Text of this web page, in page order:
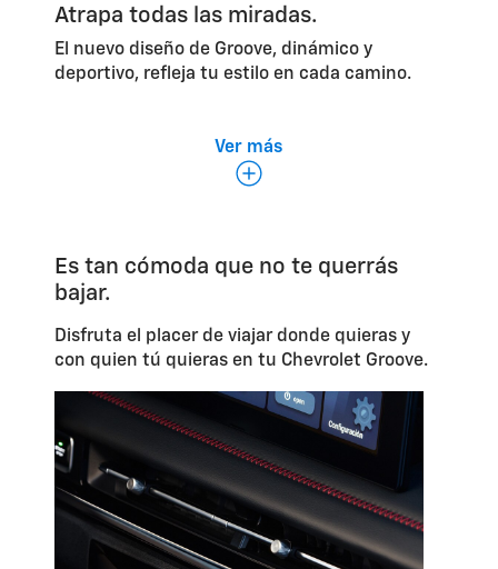
Atrapa todas las miradas.
El nuevo diseño de Groove, dinámico y
deportivo, refleja tu estilo en cada camino.
Techo bitono conquemacocos*.
Ver más
Es tan cómoda que no te querrás
bajar.
Disfruta el placer de viajar donde quieras y
con quien tú quieras en tu Chevrolet Groove.